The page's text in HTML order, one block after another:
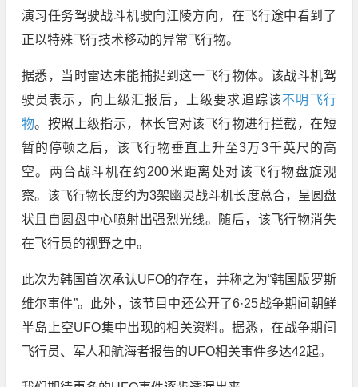
演习任务驾驶战斗机驶向江陵方向，在飞行途中看到了
正以特殊飞行技术移动的异常飞行物。
据悉，当时雷达未能捕捉到这一飞行物体。该战斗机驾
驶员表示，向上级汇报后，上级要求追踪该不明飞行
物。按照上级指示，林长官对该飞行物进行拦截，在短
暂的停顿之后，该飞行物垂直上升至3万3千英尺的高
空。两台战斗机在约200米距离处对该飞行物盘旋观
察。该飞行物长度约为3架幽灵战斗机长度总合，呈圆盘
状且自圆盘中心喷射出强烈光线。随后，该飞行物消失
在飞行员的视野之中。
此次为韩国首次承认UFO的存在，并称之为“韩国版罗斯
维尔事件”。此外，该节目中还公开了6·25战争期间朝鲜
半岛上空UFO集中出现的相关资料。据悉，在战争期间
飞行员、军人和航海者报告的UFO相关事件多达42起。